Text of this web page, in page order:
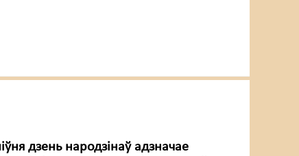
дзень народзінаў адзначае